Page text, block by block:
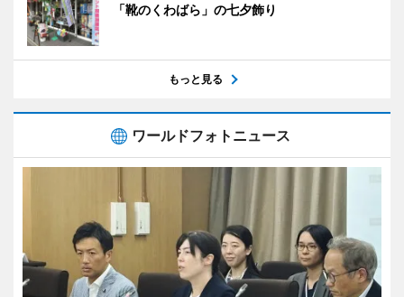
「靴のくわばら」の七夕飾り
もっと見る
ワールドフォトニュース